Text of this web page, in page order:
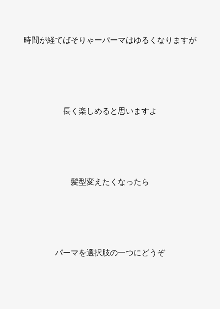
時間が経てばそりゃーパーマはゆるくなりますが
長く楽しめると思いますよ
髪型変えたくなったら
パーマを選択肢の一つにどうぞ